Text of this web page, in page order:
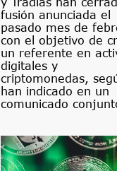
fusión anunciada el
pasado mes de
con el objetivo de
un referente en
digitales y
criptomonedas,
han indicado en un
comunicado